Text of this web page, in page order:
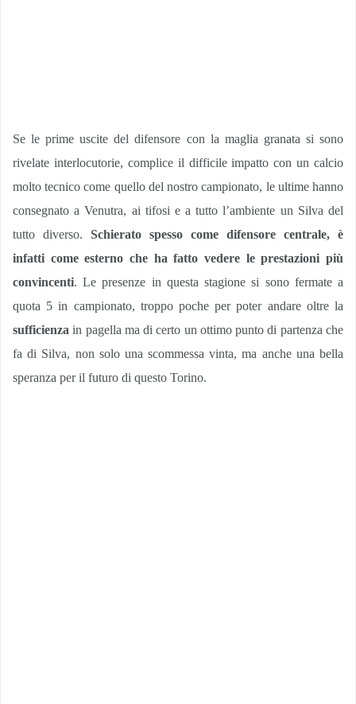
Se le prime uscite del difensore con la maglia granata si sono
rivelate interlocutorie, complice il difficile impatto con un calcio
molto tecnico come quello del nostro campionato, le ultime hanno
consegnato a Venutra, ai tifosi e a tutto l’ambiente un Silva del
tutto diverso. Schierato spesso come difensore centrale, è
infatti come esterno che ha fatto vedere le prestazioni più
convincenti. Le presenze in questa stagione si sono fermate a
quota 5 in campionato, troppo poche per poter andare oltre la
sufficienza in pagella ma di certo un ottimo punto di partenza che
fa di Silva, non solo una scommessa vinta, ma anche una bella
speranza per il futuro di questo Torino.